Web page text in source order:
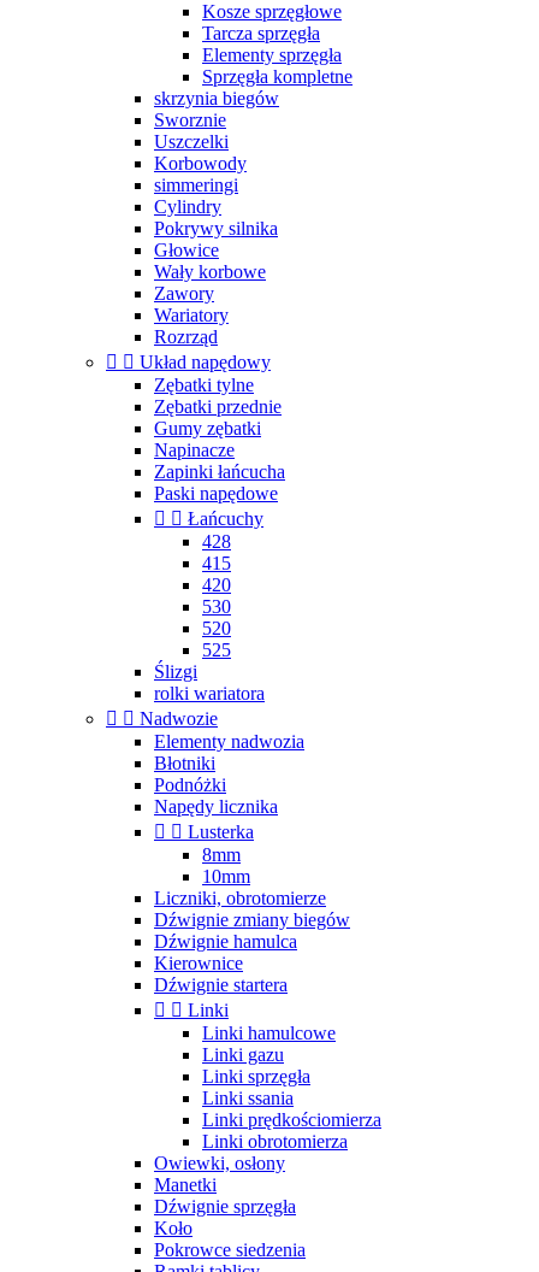
Kosze sprzęgłowe
Tarcza sprzęgła
Elementy sprzęgła
Sprzęgła kompletne
skrzynia biegów
Sworznie
Uszczelki
Korbowody
simmeringi
Cylindry
Pokrywy silnika
Głowice
Wały korbowe
Zawory
Wariatory
Rozrząd
  Układ napędowy
Zębatki tylne
Zębatki przednie
Gumy zębatki
Napinacze
Zapinki łańcucha
Paski napędowe
  Łańcuchy
428
415
420
530
520
525
Ślizgi
rolki wariatora
  Nadwozie
Elementy nadwozia
Błotniki
Podnóżki
Napędy licznika
  Lusterka
8mm
10mm
Liczniki, obrotomierze
Dźwignie zmiany biegów
Dźwignie hamulca
Kierownice
Dźwignie startera
  Linki
Linki hamulcowe
Linki gazu
Linki sprzęgła
Linki ssania
Linki prędkościomierza
Linki obrotomierza
Owiewki, osłony
Manetki
Dźwignie sprzęgła
Koło
Pokrowce siedzenia